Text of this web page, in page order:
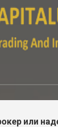
или